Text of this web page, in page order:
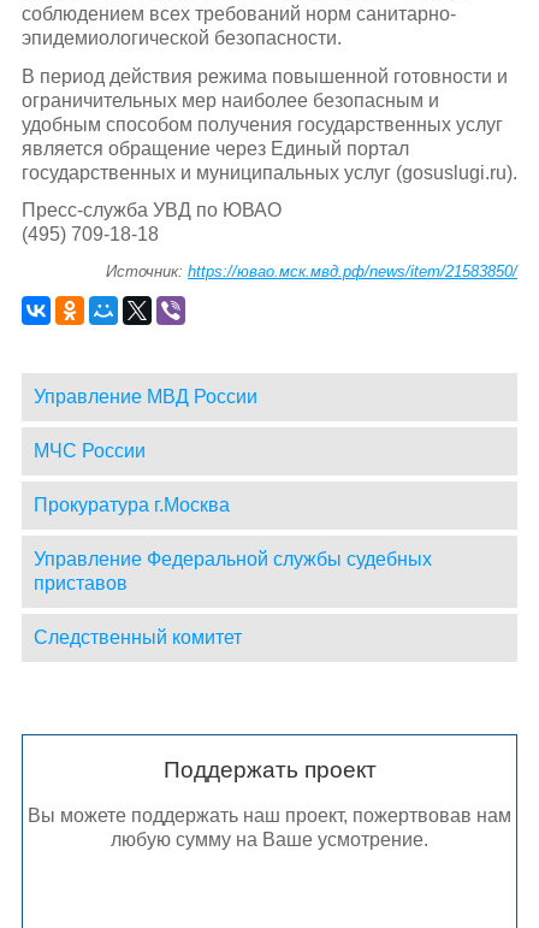
соблюдением всех требований норм санитарно-
эпидемиологической безопасности.
В период действия режима повышенной готовности и
ограничительных мер наиболее безопасным и
удобным способом получения государственных услуг
является обращение через Единый портал
государственных и муниципальных услуг (gosuslugi.ru).
Пресс-служба УВД по ЮВАО
(495) 709-18-18
Источник:https://ювао.мск.мвд.рф/news/item/21583850/
Управление МВД России
МЧС России
Прокуратура г.Москва
Управление Федеральной службы судебных
приставов
Следственный комитет
Поддержать проект
Вы можете поддержать наш проект, пожертвовав нам
любую сумму на Ваше усмотрение.